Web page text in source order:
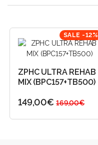
SALE -12%
ZPHC ULTRA REHAB
MIX (BPC157+TB500)
149,00€ 169,00€